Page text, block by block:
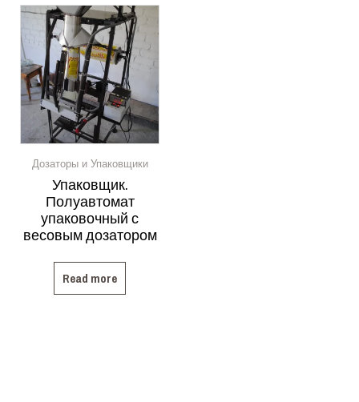
Дозаторы и Упаковщики
Упаковщик.
Полуавтомат
упаковочный с
весовым дозатором
Read more